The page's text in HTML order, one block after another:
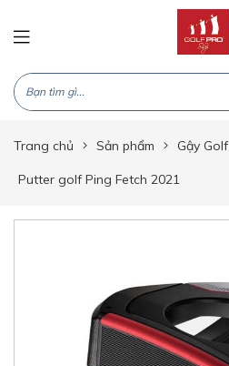
Trang chủ Sản phẩm Gậy Golf
Putter golf Ping Fetch 2021